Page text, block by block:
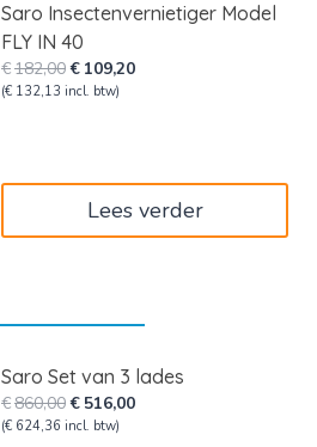
Saro Insectenvernietiger Model
FLY IN 40
€182,00Oorspronkelijke
prijs
€ 109,20Huidige
(€ 132,13 incl. btw)
Lees verder
Saro Set van 3 lades
€860,00Oorspronkelijke
prijs
€ 516,00Huidige
(€ 624,36 incl. btw)